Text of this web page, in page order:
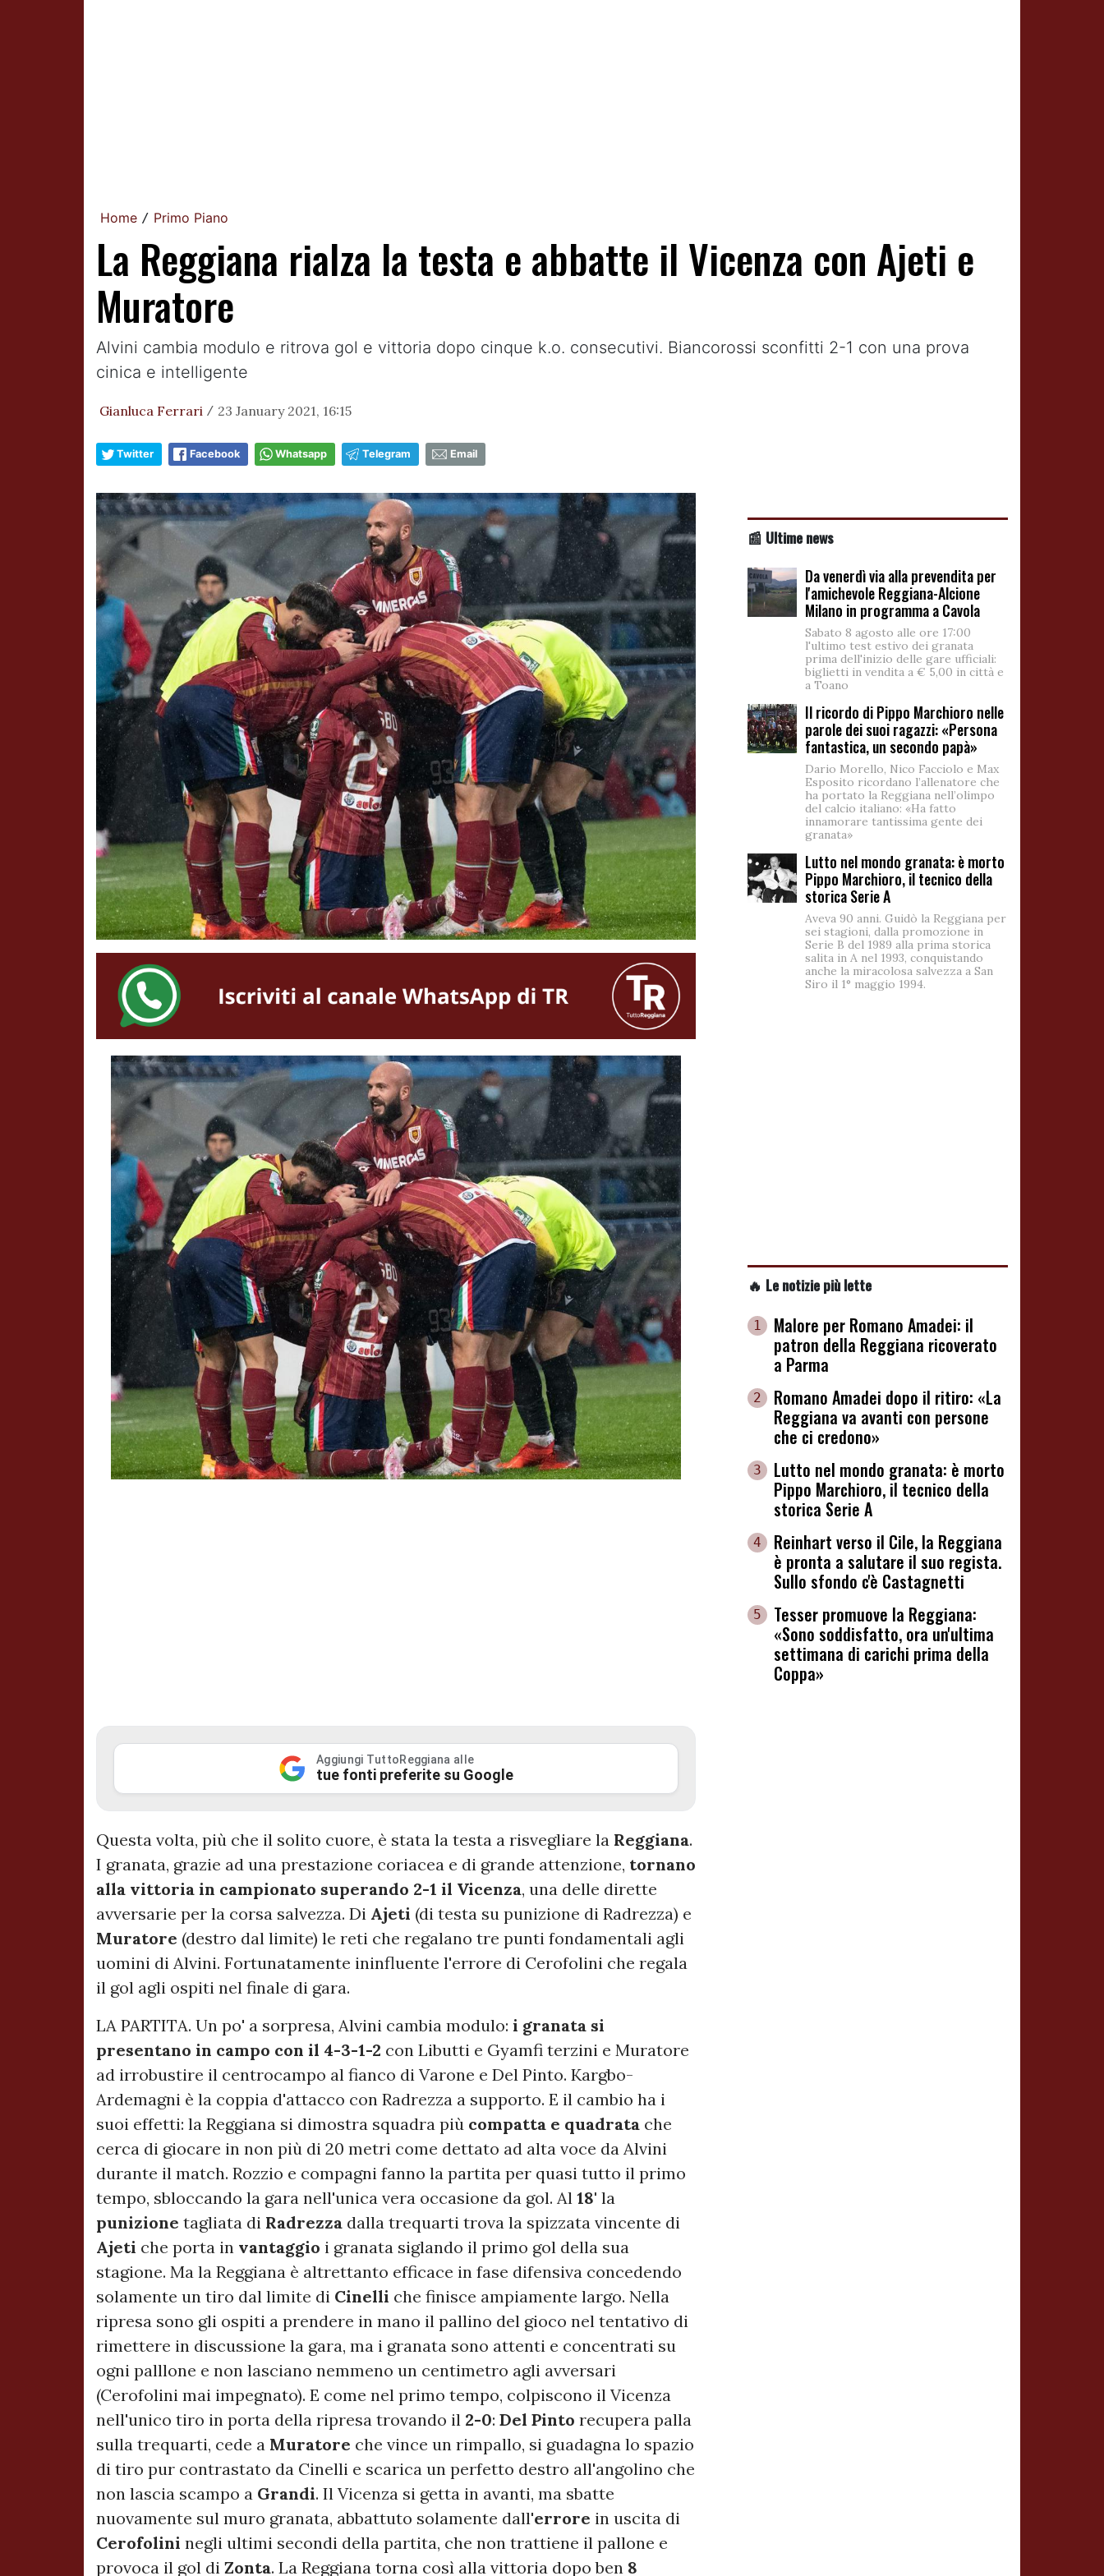
Home / Primo Piano
La Reggiana rialza la testa e abbatte il Vicenza con Ajeti e
Muratore
Alvini cambia modulo e ritrova gol e vittoria dopo cinque k.o. consecutivi. Biancorossi sconfitti 2-1 con una prova
cinica e intelligente
Gianluca Ferrari / 23 January 2021, 16:15
Twitter Facebook Whatsapp Telegram Email
Aggiungi TuttoReggiana alle
tue fonti preferite su Google
Questa volta, più che il solito cuore, è stata la testa a risvegliare la Reggiana.
I granata, grazie ad una prestazione coriacea e di grande attenzione, tornano
alla vittoria in campionato superando 2-1 il Vicenza, una delle dirette
avversarie per la corsa salvezza. Di Ajeti (di testa su punizione di Radrezza) e
Muratore (destro dal limite) le reti che regalano tre punti fondamentali agli
uomini di Alvini. Fortunatamente ininfluente l'errore di Cerofolini che regala
il gol agli ospiti nel finale di gara.
LA PARTITA. Un po' a sorpresa, Alvini cambia modulo: i granata si
presentano in campo con il 4-3-1-2 con Libutti e Gyamfi terzini e Muratore
ad irrobustire il centrocampo al fianco di Varone e Del Pinto. Kargbo-
Ardemagni è la coppia d'attacco con Radrezza a supporto. E il cambio ha i
suoi effetti: la Reggiana si dimostra squadra più compatta e quadrata che
cerca di giocare in non più di 20 metri come dettato ad alta voce da Alvini
durante il match. Rozzio e compagni fanno la partita per quasi tutto il primo
tempo, sbloccando la gara nell'unica vera occasione da gol. Al 18' la
punizione tagliata di Radrezza dalla trequarti trova la spizzata vincente di
Ajeti che porta in vantaggio i granata siglando il primo gol della sua
stagione. Ma la Reggiana è altrettanto efficace in fase difensiva concedendo
solamente un tiro dal limite di Cinelli che finisce ampiamente largo. Nella
ripresa sono gli ospiti a prendere in mano il pallino del gioco nel tentativo di
rimettere in discussione la gara, ma i granata sono attenti e concentrati su
ogni palllone e non lasciano nemmeno un centimetro agli avversari
(Cerofolini mai impegnato). E come nel primo tempo, colpiscono il Vicenza
nell'unico tiro in porta della ripresa trovando il 2-0: Del Pinto recupera palla
sulla trequarti, cede a Muratore che vince un rimpallo, si guadagna lo spazio
di tiro pur contrastato da Cinelli e scarica un perfetto destro all'angolino che
non lascia scampo a Grandi. Il Vicenza si getta in avanti, ma sbatte
nuovamente sul muro granata, abbattuto solamente dall'errore in uscita di
Cerofolini negli ultimi secondi della partita, che non trattiene il pallone e
provoca il gol di Zonta. La Reggiana torna così alla vittoria dopo ben 8
📰 Ultime news
Da venerdì via alla prevendita per
l'amichevole Reggiana-Alcione
Milano in programma a Cavola
Sabato 8 agosto alle ore 17:00
l'ultimo test estivo dei granata
prima dell'inizio delle gare ufficiali:
biglietti in vendita a € 5,00 in città e
a Toano
Il ricordo di Pippo Marchioro nelle
parole dei suoi ragazzi: «Persona
fantastica, un secondo papà»
Dario Morello, Nico Facciolo e Max
Esposito ricordano l’allenatore che
ha portato la Reggiana nell’olimpo
del calcio italiano: «Ha fatto
innamorare tantissima gente dei
granata»
Lutto nel mondo granata: è morto
Pippo Marchioro, il tecnico della
storica Serie A
Aveva 90 anni. Guidò la Reggiana per
sei stagioni, dalla promozione in
Serie B del 1989 alla prima storica
salita in A nel 1993, conquistando
anche la miracolosa salvezza a San
Siro il 1° maggio 1994.
🔥 Le notizie più lette
1
Malore per Romano Amadei: il
patron della Reggiana ricoverato
a Parma
2
Romano Amadei dopo il ritiro: «La
Reggiana va avanti con persone
che ci credono»
3
Lutto nel mondo granata: è morto
Pippo Marchioro, il tecnico della
storica Serie A
4
Reinhart verso il Cile, la Reggiana
è pronta a salutare il suo regista.
Sullo sfondo c'è Castagnetti
5
Tesser promuove la Reggiana:
«Sono soddisfatto, ora un'ultima
settimana di carichi prima della
Coppa»